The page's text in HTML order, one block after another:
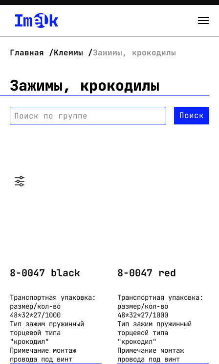
Новости
Главная Клеммы Зажимы, крокодилы
Зажимы, крокодилы
Поиск по группе Поиск
8-0047 black
Транспортная упаковка:
размер/кол-во
48*32*27/1000
Тип зажим пружинный
торцевой типа
"крокодил"
Примечание монтаж
провода под винт
8-0047 red
Транспортная упаковка:
размер/кол-во
48*32*27/1000
Тип зажим пружинный
торцевой типа
"крокодил"
Примечание монтаж
провода под винт